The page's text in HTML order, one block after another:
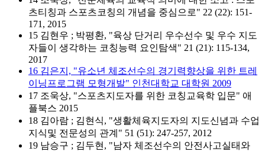
츠티칭과 스포츠코칭의 개념을 중심으로" 22 (22): 151-
171, 2015
15 김현우 ; 박평환, "육상 단거리 우수선수 및 우수 지도
자들이 생각하는 코칭능력 요인탐색" 21 (21): 115-134,
2017
16 김은지, "유소년 체조선수의 경기력향상을 위한 트레
이닝프로그램 모형개발" 인천대학교 대학원 2009
17 조욱상, "스포츠지도자를 위한 코칭교육학 입문" 애
플북스 2015
18 김아람 ; 김현식, "생활체육지도자의 지도신념과 수업
지식및 전문성의 관계" 51 (51): 247-257, 2012
19 남승구 ; 김두현, "남자 체조선수의 안전사고실태와